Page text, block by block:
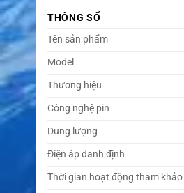
THÔNG SỐ
Tên sản phẩm
Model
Thương hiệu
Công nghệ pin
Dung lượng
Điện áp danh định
Thời gian hoạt động tham khảo